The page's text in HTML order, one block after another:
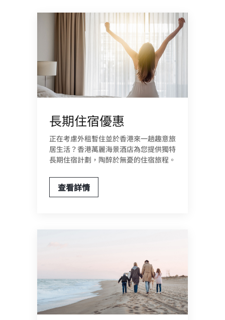
長期住宿優惠
正在考慮外租暫住並於香港來一趟趣意旅
居生活？香港萬麗海景酒店為您提供獨特
長期住宿計劃，陶醉於無憂的住宿旅程。
查看詳情